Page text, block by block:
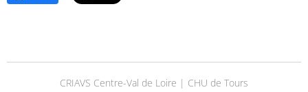
CRIAVS Centre-Val de Loire | CHU de Tours